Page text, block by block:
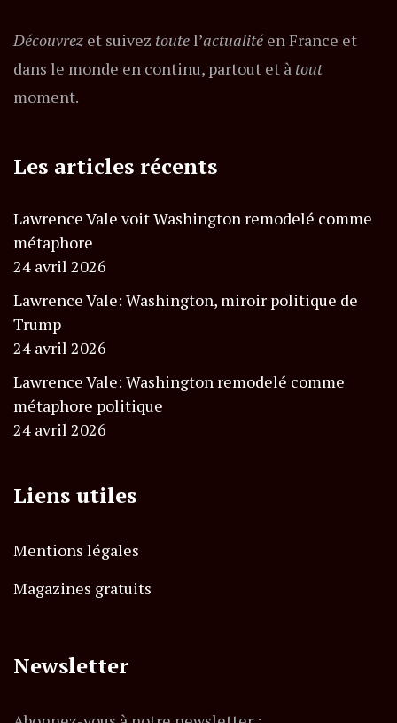
Découvrez et suivez toutel’actualitéen France et
dans le monde en continu, partout et à tout
moment.
Les articles récents
Lawrence Vale voit Washington remodelé comme
métaphore
24 avril 2026
Lawrence Vale: Washington, miroir politique de
Trump
24 avril 2026
Lawrence Vale: Washington remodelé comme
métaphore politique
24 avril 2026
Liens utiles
Mentions légales
Magazines gratuits
Newsletter